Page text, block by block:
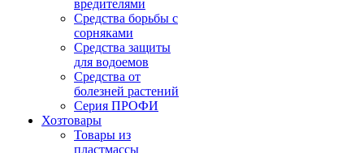
вредителями
Средства борьбы с
сорняками
Средства защиты
для водоемов
Средства от
болезней растений
Серия ПРОФИ
Хозтовары
Товары из
пластмассы